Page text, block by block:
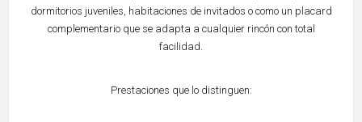
dormitorios juveniles, habitaciones de invitados o como un placard
complementario que se adapta a cualquier rincón con total
facilidad.
Prestaciones que lo distinguen: